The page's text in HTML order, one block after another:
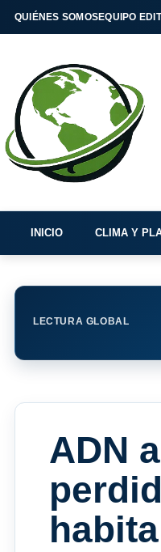
QUIÉNES SOMOSEQUIPO
INICIO CLIMA Y
LECTURA GLOBAL
ADN